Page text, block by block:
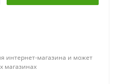
интернет-магазина и может
магазинах